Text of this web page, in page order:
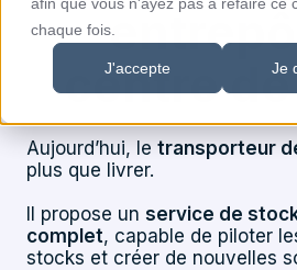
chaque fois.
J'accepte Je
centre
Aujourd’hui, le transporteur
plus que livrer.
Il propose un service de
complet, capable de piloter
stocks et créer de nouvelles